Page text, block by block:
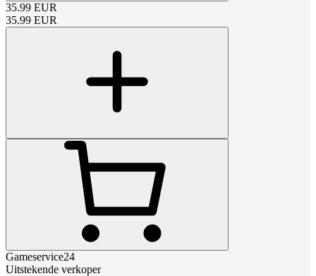
35.99 EUR
35.99 EUR
Gameservice24
Uitstekende verkoper